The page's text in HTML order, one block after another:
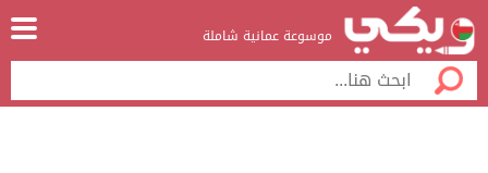
موسوعة عمانية شاملة